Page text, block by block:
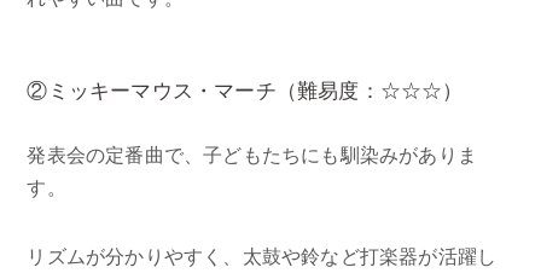
②ミッキーマウス・マーチ（難易度：☆☆☆）
発表会の定番曲で、子どもたちにも馴染みがありま
す。
リズムが分かりやすく、太鼓や鈴など打楽器が活躍し